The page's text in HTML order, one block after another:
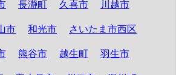
長瀞町 久喜市 川越市
市 和光市 さいたま市西区
熊谷市 越生町 羽生市